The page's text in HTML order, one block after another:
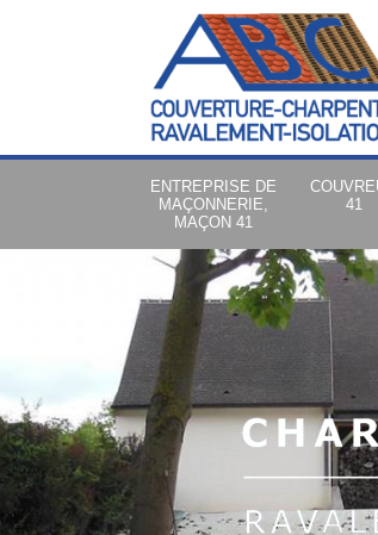
ENTREPRISE DE
MAÇONNERIE,
MAÇON 41
41